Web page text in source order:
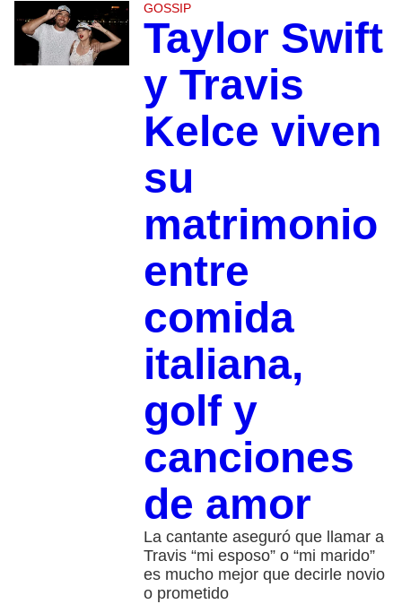
GOSSIP
Taylor Swift
y Travis
Kelce viven
su
matrimonio
entre
comida
italiana,
golf y
canciones
de amor
La cantante aseguró que llamar a
Travis “mi esposo” o “mi marido”
es mucho mejor que decirle novio
o prometido